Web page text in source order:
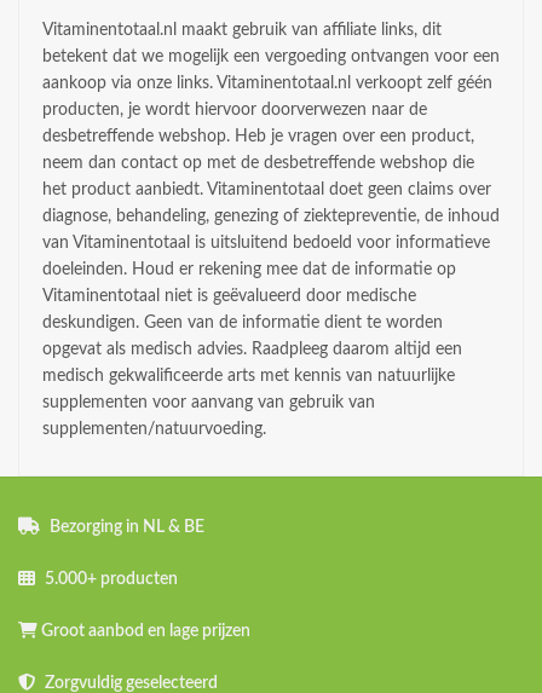
Vitaminentotaal.nl maakt gebruik van affiliate links, dit
betekent dat we mogelijk een vergoeding ontvangen voor een
aankoop via onze links. Vitaminentotaal.nl verkoopt zelf géén
producten, je wordt hiervoor doorverwezen naar de
desbetreffende webshop. Heb je vragen over een product,
neem dan contact op met de desbetreffende webshop die
het product aanbiedt. Vitaminentotaal doet geen claims over
diagnose, behandeling, genezing of ziektepreventie, de inhoud
van Vitaminentotaal is uitsluitend bedoeld voor informatieve
doeleinden. Houd er rekening mee dat de informatie op
Vitaminentotaal niet is geëvalueerd door medische
deskundigen. Geen van de informatie dient te worden
opgevat als medisch advies. Raadpleeg daarom altijd een
medisch gekwalificeerde arts met kennis van natuurlijke
supplementen voor aanvang van gebruik van
supplementen/natuurvoeding.
Bezorging in NL & BE
5.000+ producten
Groot aanbod en lage prijzen
Zorgvuldig geselecteerd